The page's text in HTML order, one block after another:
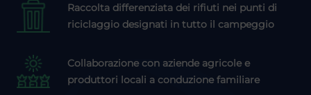
Raccolta differenziata dei rifiuti nei punti di
riciclaggio designati in tutto il campeggio
Collaborazione con aziende agricole e
produttori locali a conduzione familiare